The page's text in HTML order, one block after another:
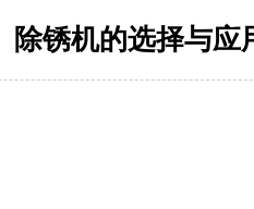
除锈机的选择与